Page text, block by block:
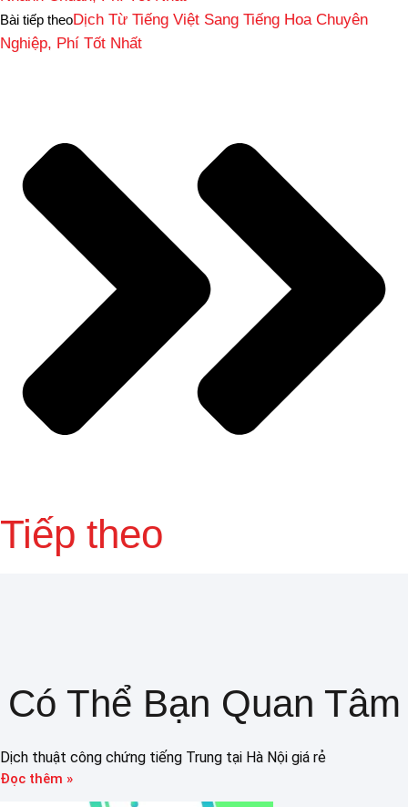
Bài tiếp theoDịch Từ Tiếng Việt Sang Tiếng Hoa Chuyên
Nghiệp, Phí Tốt Nhất
Tiếp theo
Có Thể Bạn Quan Tâm
Dịch thuật công chứng tiếng Trung tại Hà Nội giá rẻ
Đọc thêm »